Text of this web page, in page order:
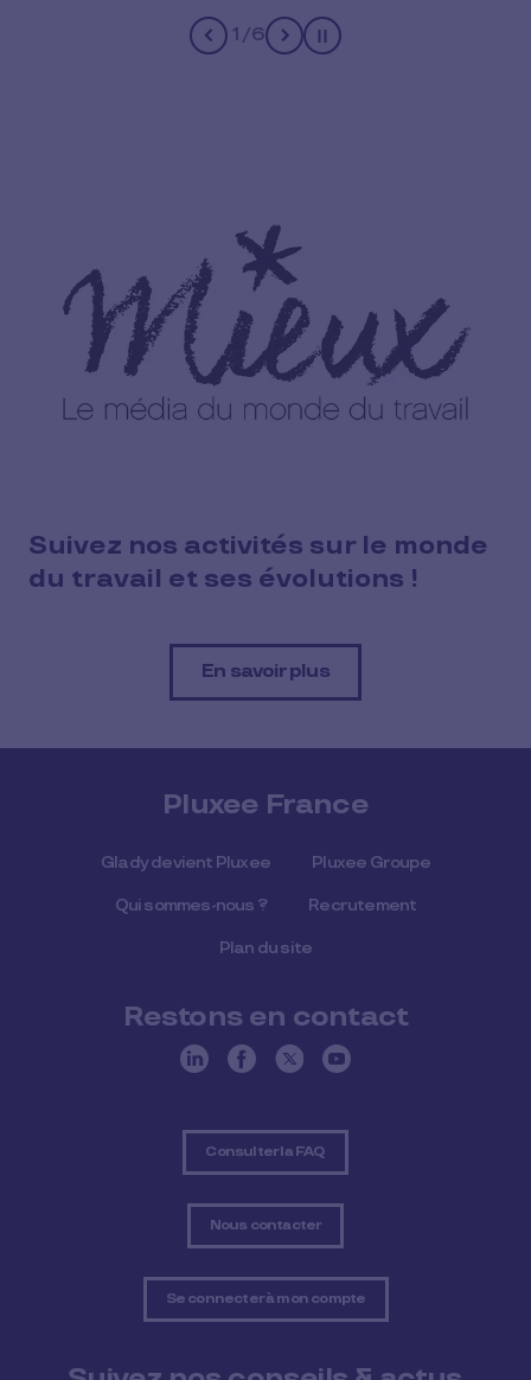
2 /6
Suivez nos activités sur le monde
du travail et ses évolutions !
En savoir plus
Pluxee France
Glady devient Pluxee Pluxee Groupe
Qui sommes-nous ? Recrutement
Plan du site
Restons en contact
Consulter la FAQ
Nous contacter
Se connecter à mon compte